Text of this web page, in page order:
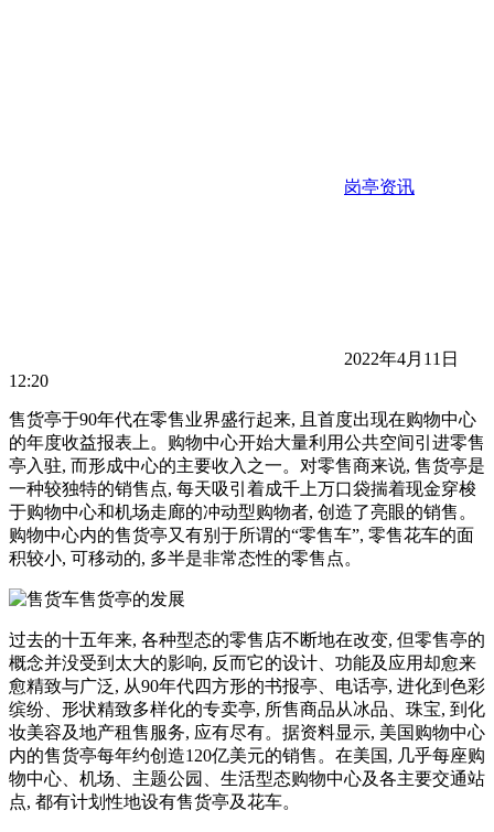
岗亭资讯
2022年4月11日
12:20
售货亭于90年代在零售业界盛行起来, 且首度出现在购物中心
的年度收益报表上。购物中心开始大量利用公共空间引进零售
亭入驻, 而形成中心的主要收入之一。对零售商来说, 售货亭是
一种较独特的销售点, 每天吸引着成千上万口袋揣着现金穿梭
于购物中心和机场走廊的冲动型购物者, 创造了亮眼的销售。
购物中心内的售货亭又有别于所谓的“零售车”, 零售花车的面
积较小, 可移动的, 多半是非常态性的零售点。
过去的十五年来, 各种型态的零售店不断地在改变, 但零售亭的
概念并没受到太大的影响, 反而它的设计、功能及应用却愈来
愈精致与广泛, 从90年代四方形的书报亭、电话亭, 进化到色彩
缤纷、形状精致多样化的专卖亭, 所售商品从冰品、珠宝, 到化
妆美容及地产租售服务, 应有尽有。据资料显示, 美国购物中心
内的售货亭每年约创造120亿美元的销售。在美国, 几乎每座购
物中心、机场、主题公园、生活型态购物中心及各主要交通站
点, 都有计划性地设有售货亭及花车。